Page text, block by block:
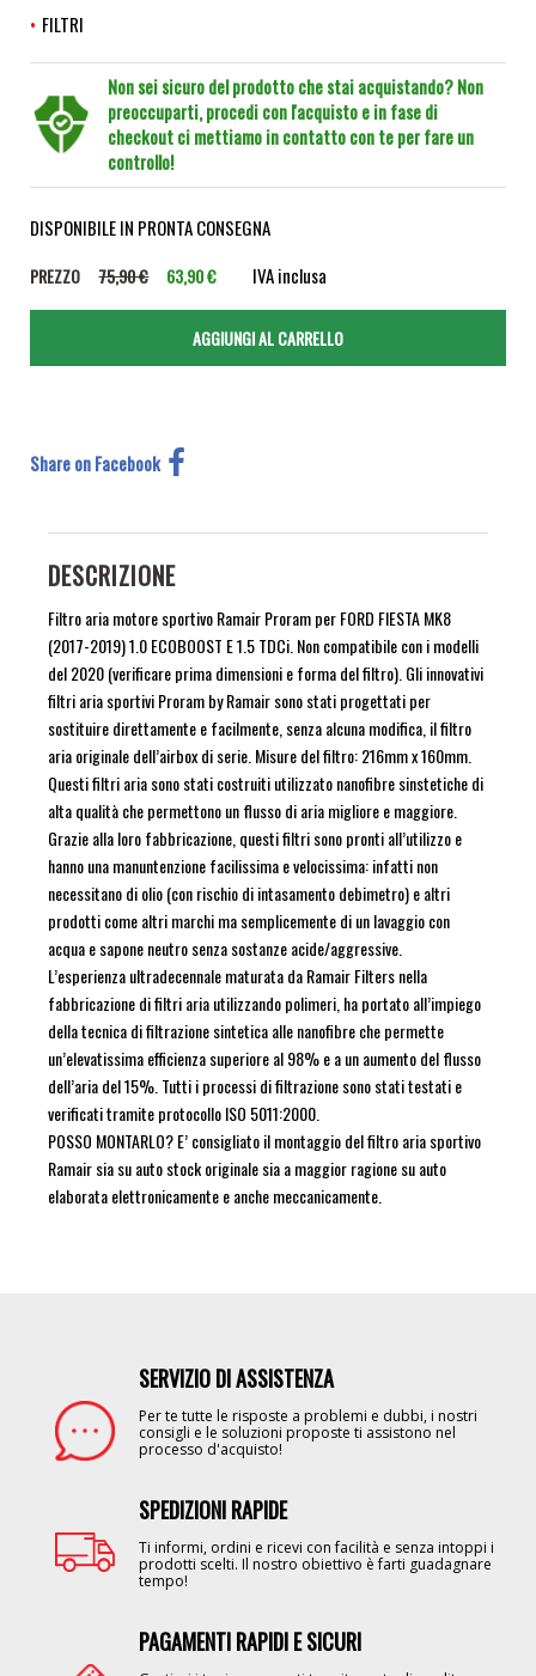
FILTRI
Non sei sicuro del prodotto che stai acquistando? Non
preoccuparti, procedi con l'acquisto e in fase di
checkout ci mettiamo in contatto con te per fare un
controllo!
DISPONIBILE IN PRONTA CONSEGNA
PREZZO 75,90 € 63,90 € IVA inclusa
Share on Facebook
DESCRIZIONE
Filtro aria motore sportivo Ramair Proram per FORD FIESTA MK8
(2017-2019) 1.0 ECOBOOST E 1.5 TDCi. Non compatibile con i modelli
del 2020 (verificare prima dimensioni e forma del filtro). Gli innovativi
filtri aria sportivi Proram by Ramair sono stati progettati per
sostituire direttamente e facilmente, senza alcuna modifica, il filtro
aria originale dell’airbox di serie. Misure del filtro: 216mm x 160mm.
Questi filtri aria sono stati costruiti utilizzato nanofibre sinstetiche di
alta qualità che permettono un flusso di aria migliore e maggiore.
Grazie alla loro fabbricazione, questi filtri sono pronti all’utilizzo e
hanno una manuntenzione facilissima e velocissima: infatti non
necessitano di olio (con rischio di intasamento debimetro) e altri
prodotti come altri marchi ma semplicemente di un lavaggio con
acqua e sapone neutro senza sostanze acide/aggressive.
L’esperienza ultradecennale maturata da Ramair Filters nella
fabbricazione di filtri aria utilizzando polimeri, ha portato all’impiego
della tecnica di filtrazione sintetica alle nanofibre che permette
un’elevatissima efficienza superiore al 98% e a un aumento del flusso
dell’aria del 15%. Tutti i processi di filtrazione sono stati testati e
verificati tramite protocollo ISO 5011:2000.
POSSO MONTARLO? E’ consigliato il montaggio del filtro aria sportivo
Ramair sia su auto stock originale sia a maggior ragione su auto
elaborata elettronicamente e anche meccanicamente.
SERVIZIO DI ASSISTENZA
Per te tutte le risposte a problemi e dubbi, i nostri
consigli e le soluzioni proposte ti assistono nel
processo d'acquisto!
SPEDIZIONI RAPIDE
Ti informi, ordini e ricevi con facilità e senza intoppi i
prodotti scelti. Il nostro obiettivo è farti guadagnare
tempo!
PAGAMENTI RAPIDI E SICURI